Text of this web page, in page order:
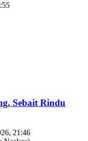
Sebait Rindu
21:46